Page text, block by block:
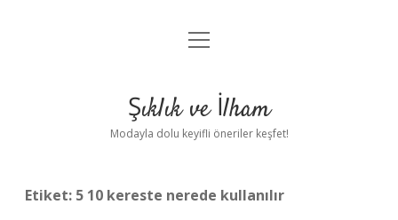
Anasayfa
Yasal Uyarı
menüyü
Şıklık ve İlham
Modayla dolu keyifli öneriler keşfet!
Etiket: 5 10 kereste nerede kullanılır